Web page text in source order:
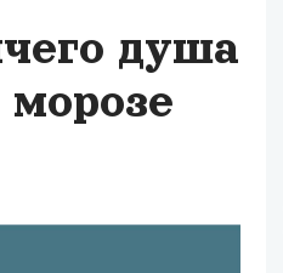
душа
морозе